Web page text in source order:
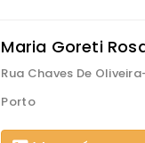
Maria Goreti
Rua Chaves De
Porto